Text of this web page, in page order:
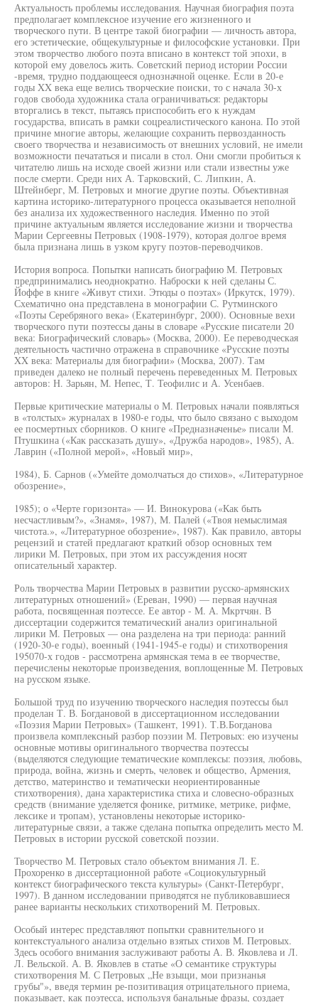
Актуальность проблемы исследования. Научная биография поэта
предполагает комплексное изучение его жизненного и
творческого пути. В центре такой биографии — личность автора,
его эстетические, общекультурные и философские установки. При
этом творчество любого поэта вписано в контекст той эпохи, в
которой ему довелось жить. Советский период истории России
-время, трудно поддающееся однозначной оценке. Если в 20-е
годы XX века еще велись творческие поиски, то с начала 30-х
годов свобода художника стала ограничиваться: редакторы
вторгались в текст, пытаясь приспособить его к нуждам
государства, вписать в рамки соцреалистического канона. По этой
причине многие авторы, желающие сохранить первозданность
своего творчества и независимость от внешних условий, не имели
возможности печататься и писали в стол. Они смогли пробиться к
читателю лишь на исходе своей жизни или стали известны уже
после смерти. Среди них А. Тарковский, С. Липкин, А.
Штейнберг, М. Петровых и многие другие поэты. Объективная
картина историко-литературного процесса оказывается неполной
без анализа их художественного наследия. Именно по этой
причине актуальным является исследование жизни и творчества
Марии Сергеевны Петровых (1908-1979), которая долгое время
была признана лишь в узком кругу поэтов-переводчиков.
История вопроса. Попытки написать биографию М. Петровых
предпринимались неоднократно. Наброски к ней сделаны С.
Йоффе в книге «Живут стихи. Этюды о поэтах» (Иркутск, 1979).
Схематично она представлена в монографии С. Рутминского
«Поэты Серебряного века» (Екатеринбург, 2000). Основные вехи
творческого пути поэтессы даны в словаре «Русские писатели 20
века: Биографический словарь» (Москва, 2000). Ее переводческая
деятельность частично отражена в справочнике «Русские поэты
XX века: Материалы для биографии» (Москва, 2007). Там
приведен далеко не полный перечень переведенных М. Петровых
авторов: Н. Зарьян, М. Непес, Т. Теофилис и А. Усенбаев.
Первые критические материалы о М. Петровых начали появляться
в «толстых» журналах в 1980-е годы, что было связано с выходом
ее посмертных сборников. О книге «Предназначенье» писали М.
Птушкина («Как рассказать душу», «Дружба народов», 1985), А.
Лаврин («Полной мерой», «Новый мир»,
1984), Б. Сарнов («Умейте домолчаться до стихов», «Литературное
обозрение»,
1985); о «Черте горизонта» — И. Винокурова («Как быть
несчастливым?», «Знамя», 1987), М. Палей («Твоя немыслимая
чистота.», «Литературное обозрение», 1987). Как правило, авторы
рецензий и статей предлагают краткий обзор основных тем
лирики М. Петровых, при этом их рассуждения носят
описательный характер.
Роль творчества Марии Петровых в развитии русско-армянских
литературных отношений» (Ереван, 1990) — первая научная
работа, посвященная поэтессе. Ее автор - М. А. Мкртчян. В
диссертации содержится тематический анализ оригинальной
лирики М. Петровых — она разделена на три периода: ранний
(1920-30-е годы), военный (1941-1945-е годы) и стихотворения
195070-х годов - рассмотрена армянская тема в ее творчестве,
перечислены некоторые произведения, воплощенные М. Петровых
на русском языке.
Большой труд по изучению творческого наследия поэтессы был
проделан Т. В. Богдановой в диссертационном исследовании
«Поэзия Марии Петровых» (Ташкент, 1991). Т.В.Богданова
произвела комплексный разбор поэзии М. Петровых: ею изучены
основные мотивы оригинального творчества поэтессы
(выделяются следующие тематические комплексы: поэзия, любовь,
природа, война, жизнь и смерть, человек и общество, Армения,
детство, материнство и тематически неориентированные
стихотворения), дана характеристика стиха и словесно-образных
средств (внимание уделяется фонике, ритмике, метрике, рифме,
лексике и тропам), установлены некоторые историко-
литературные связи, а также сделана попытка определить место М.
Петровых в истории русской советской поэзии.
Творчество М. Петровых стало объектом внимания Л. Е.
Прохоренко в диссертационной работе «Социокультурный
контекст биографического текста культуры» (Санкт-Петербург,
1997). В данном исследовании приводятся не публиковавшиеся
ранее варианты нескольких стихотворений М. Петровых.
Особый интерес представляют попытки сравнительного и
контекстуального анализа отдельно взятых стихов М. Петровых.
Здесь особого внимания заслуживают работы А. В. Яковлева и Л.
Л. Вельской. А. В. Яковлев в статье «О семантике структуры
стихотворения М. С Петровых „Не взыщи, мои признанья
грубы"», введя термин ре-позитивация отрицательного приема,
показывает, как поэтесса, используя банальные фразы, создает